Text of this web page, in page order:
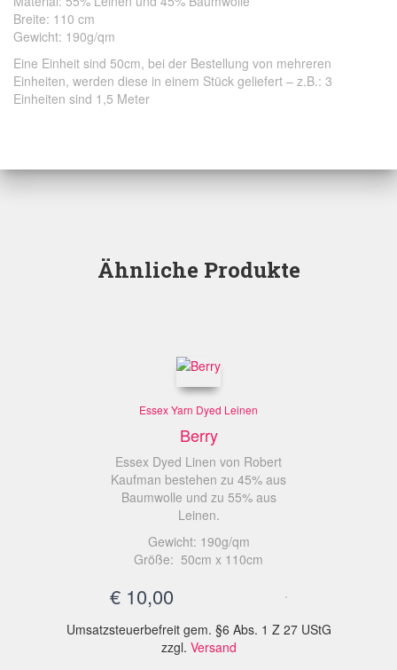
Breite: 110 cm
Gewicht: 190g/qm
Eine Einheit sind 50cm, bei der Bestellung von mehreren
Einheiten, werden diese in einem Stück geliefert – z.B.: 3
Einheiten sind 1,5 Meter
Ähnliche Produkte
Essex Yarn Dyed Leinen
Berry
Essex Dyed Linen von Robert
Kaufman bestehen zu 45% aus
Baumwolle und zu 55% aus
Leinen.
Gewicht: 190g/qm
Größe: 50cm x 110cm
€ 10,00
Umsatzsteuerbefreit gem. §6 Abs. 1 Z 27 UStG
zzgl. Versand